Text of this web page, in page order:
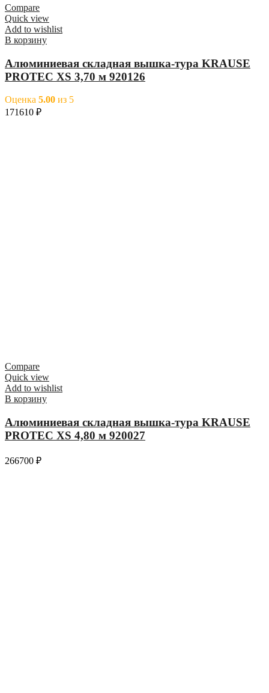
Compare
Quick view
Add to wishlist
В корзину
Алюминиевая складная вышка-тура KRAUSE
PROTEC XS 3,70 м 920126
Оценка 5.00 из 5
171610 ₽
Compare
Quick view
Add to wishlist
В корзину
Алюминиевая складная вышка-тура KRAUSE
PROTEC XS 4,80 м 920027
266700 ₽